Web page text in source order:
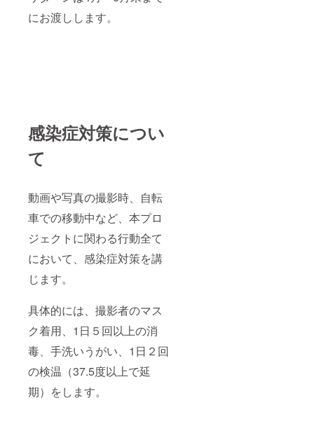
にお渡しします。
感染症対策につい
て
動画や写真の撮影時、自転
車での移動中など、本プロ
ジェクトに関わる行動全て
において、感染症対策を講
じます。
具体的には、撮影者のマス
ク着用、1日５回以上の消
毒、手洗いうがい、1日２回
の検温（37.5度以上で延
期）をします。